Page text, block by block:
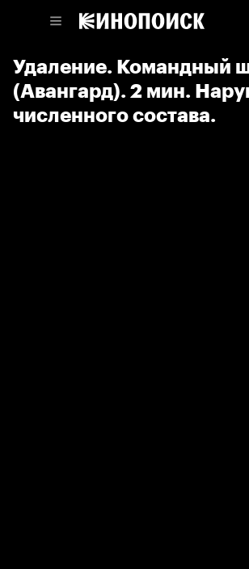
Удаление. Командный
(Авангард). 2 мин.
численного состава.